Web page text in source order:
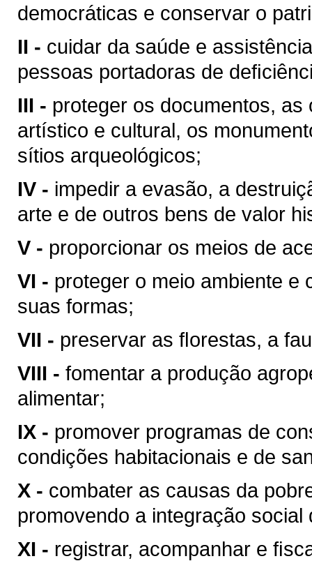
democráticas e conservar o
II - cuidar da saúde e
pessoas portadoras de
III - proteger os documentos,
artístico e cultural, os
sítios arqueológicos;
IV - impedir a evasão, a
arte e de outros bens de valor
V - proporcionar os meios de
VI - proteger o meio ambiente e
suas formas;
VII - preservar as ﬂorestas, a
VIII - fomentar a produção
alimentar;
IX - promover programas de
condições habitacionais e de
X - combater as causas da
promovendo a integração
XI - registrar, acompanhar e